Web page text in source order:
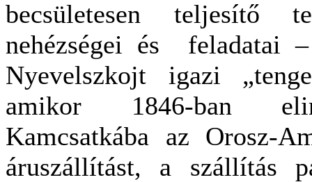
becsületesen teljesítő
nehézségei és
feladatai
Nyevelszkojt igazi
amikor 1846-ban
Kamcsatkába az Orosz-
áruszállítást, a szállítás